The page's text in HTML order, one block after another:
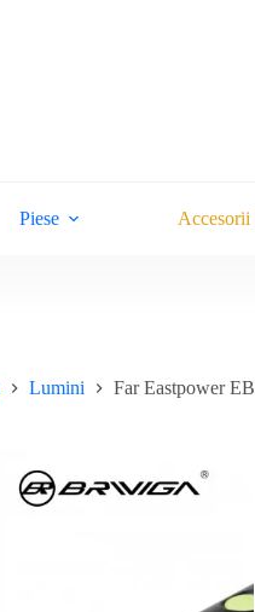
Piese Accesorii
Lumini Far Eastpower